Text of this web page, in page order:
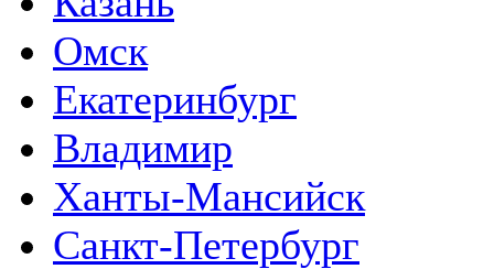
Омск
Екатеринбург
Владимир
Ханты-Мансийск
Санкт-Петербург